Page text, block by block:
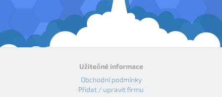
Užitečné informace
Obchodní podmínky
Přidat / upravit firmu